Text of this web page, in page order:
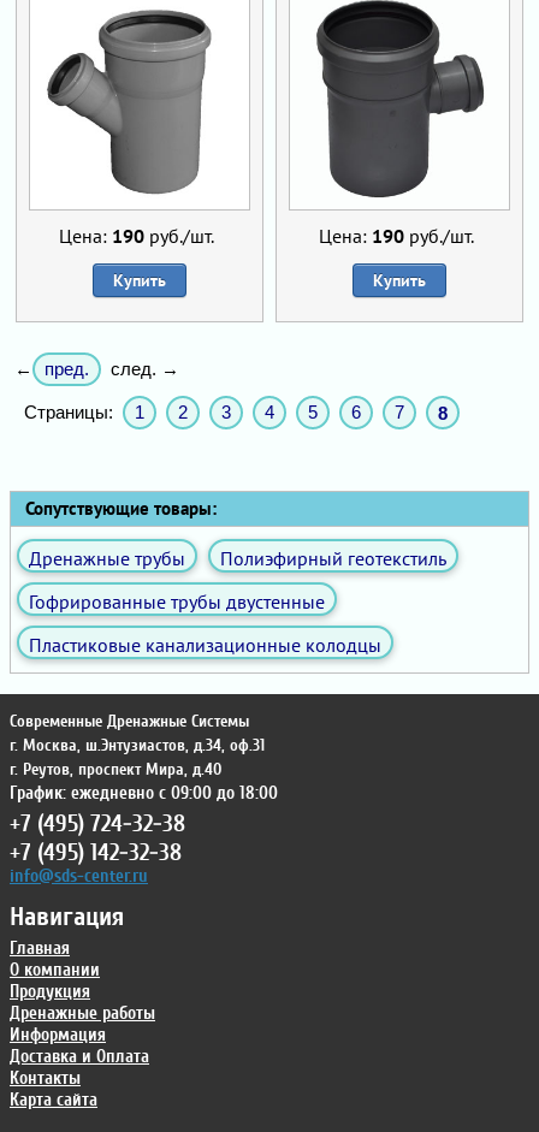
Цена: 190 руб./шт.
Купить
Цена: 190 руб./шт.
Купить
← пред. след. →
Страницы: 1 2 3 4 5 6 7 8
Сопутствующие товары:
Дренажные трубы
Полиэфирный геотекстиль
Гофрированные трубы двустенные
Пластиковые канализационные колодцы
Навигация
Главная
О компании
Продукция
Дренажные работы
Информация
Доставка и Оплата
Контакты
Карта сайта
Современные Дренажные Системы
г. Москва, ш.Энтузиастов, д.34, оф.31
г. Реутов, проспект Мира, д.40
График: ежедневно с 09:00 до 18:00
+7 (495) 724-32-38
+7 (495) 142-32-38
info@sds-center.ru